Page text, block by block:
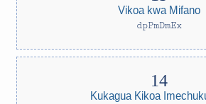
Vikoa kwa Mifano
dpPmDmEx
Kukagua Kikoa